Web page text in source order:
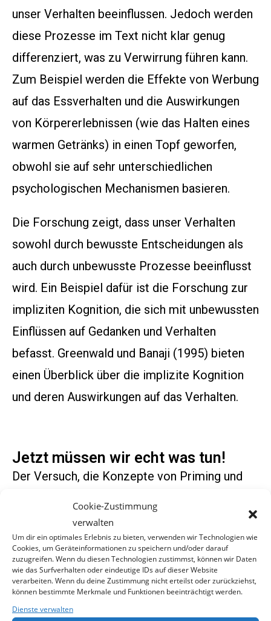
Cookie-Zustimmung
verwalten
Um dir ein optimales Erlebnis zu bieten, verwenden wir Technologien wie
Cookies, um Geräteinformationen zu speichern und/oder darauf
zuzugreifen. Wenn du diesen Technologien zustimmst, können wir Daten
wie das Surfverhalten oder eindeutige IDs auf dieser Website
verarbeiten. Wenn du deine Zustimmung nicht erteilst oder zurückziehst,
können bestimmte Merkmale und Funktionen beeinträchtigt werden.
Dienste verwalten
unser Verhalten beeinflussen. Jedoch werden
diese Prozesse im Text nicht klar genug
differenziert, was zu Verwirrung führen kann.
Zum Beispiel werden die Effekte von Werbung
auf das Essverhalten und die Auswirkungen
von Körpererlebnissen (wie das Halten eines
warmen Getränks) in einen Topf geworfen,
obwohl sie auf sehr unterschiedlichen
psychologischen Mechanismen basieren.
Die Forschung zeigt, dass unser Verhalten
sowohl durch bewusste Entscheidungen als
auch durch unbewusste Prozesse beeinflusst
wird. Ein Beispiel dafür ist die Forschung zur
impliziten Kognition, die sich mit unbewussten
Einflüssen auf Gedanken und Verhalten
befasst. Greenwald und Banaji (1995) bieten
einen Überblick über die implizite Kognition
und deren Auswirkungen auf das Verhalten.
Jetzt müssen wir echt was tun!
Der Versuch, die Konzepte von Priming und
übertragen, ist interessant, aber nicht ganz
schlüssig. Zwar kann das regelmäßige Training
in Krav Maga das Selbstbewusstsein stärken
und eine mentale Stärke entwickeln, jedoch
führt die einfache Auseinandersetzung mit